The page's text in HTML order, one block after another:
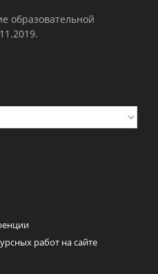
образовательной
работ на сайте